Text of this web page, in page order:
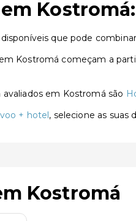
que pode
Kostromá começam a
em Kostromá são
+ hotel, selecione as suas
Kostromá